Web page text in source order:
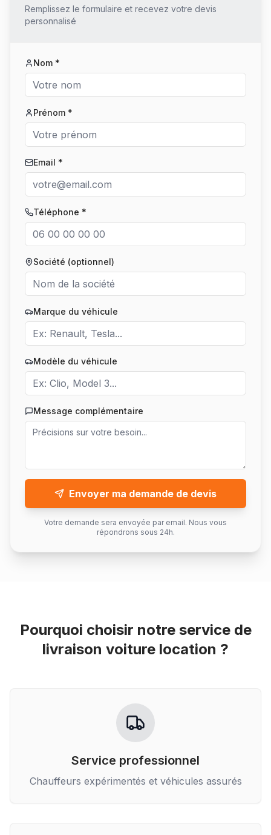
Remplissez le formulaire et recevez votre devis
personnalisé
Nom *
Prénom *
Email *
Téléphone *
Société (optionnel)
Marque du véhicule
Modèle du véhicule
Message complémentaire
Envoyer ma demande de devis
Votre demande sera envoyée par email. Nous vous
répondrons sous 24h.
Pourquoi choisir notre service de
livraison voiture location ?
Service professionnel
Chauffeurs expérimentés et véhicules assurés